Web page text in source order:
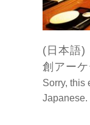
(日本語)
創アー
Sorry, this
Japanese.